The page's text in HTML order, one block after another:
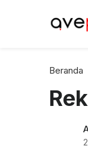
Belajar
Beranda